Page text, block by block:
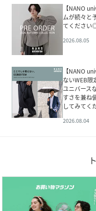
【NANO
ムが続々と
てください
2026.08.05
【NANO
ないWEB限
ユニバース
すさを兼ね
してみてく
2026.08.04